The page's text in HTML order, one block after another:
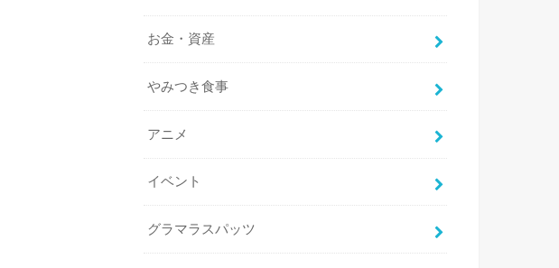
お金・資産
やみつき食事
アニメ
イベント
グラマラスパッツ